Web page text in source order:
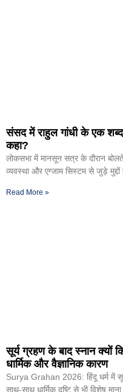
संसद में राहुल गांधी के एक
कहा?
लोकसभा में मानसून सत्र के दौरान बोलते
व्यवस्था और एग्जाम सिस्टम से जुड़े मुद्दों
Read More »
सूर्य ग्रहण के बाद स्नान क्यों
धार्मिक और वैज्ञानिक कारण
Surya Grahan 2026: हिंदू धर्म में
साथ-साथ धार्मिक दृष्टि से भी विशेष